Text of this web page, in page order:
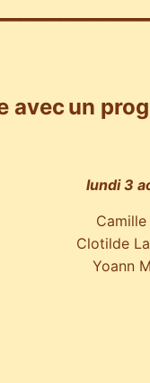
avec un
lundi 3
Clotilde
Yoann